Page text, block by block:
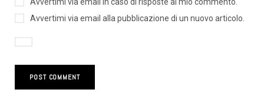
Avvertimi via email in caso di risposte al mio commento.
Avvertimi via email alla pubblicazione di un nuovo articolo.